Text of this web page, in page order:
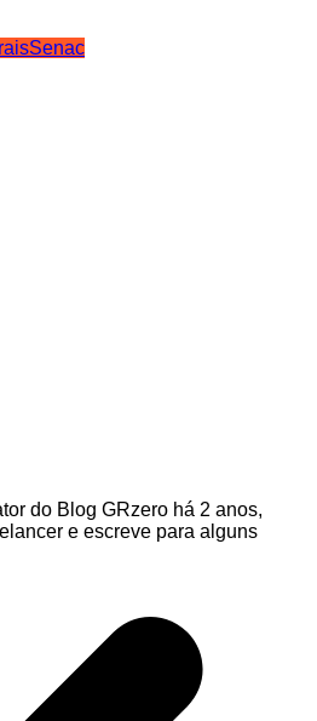
Senac
do Blog GRzero há 2 anos,
e escreve para alguns